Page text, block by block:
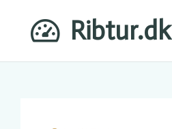
Ribtur.dk